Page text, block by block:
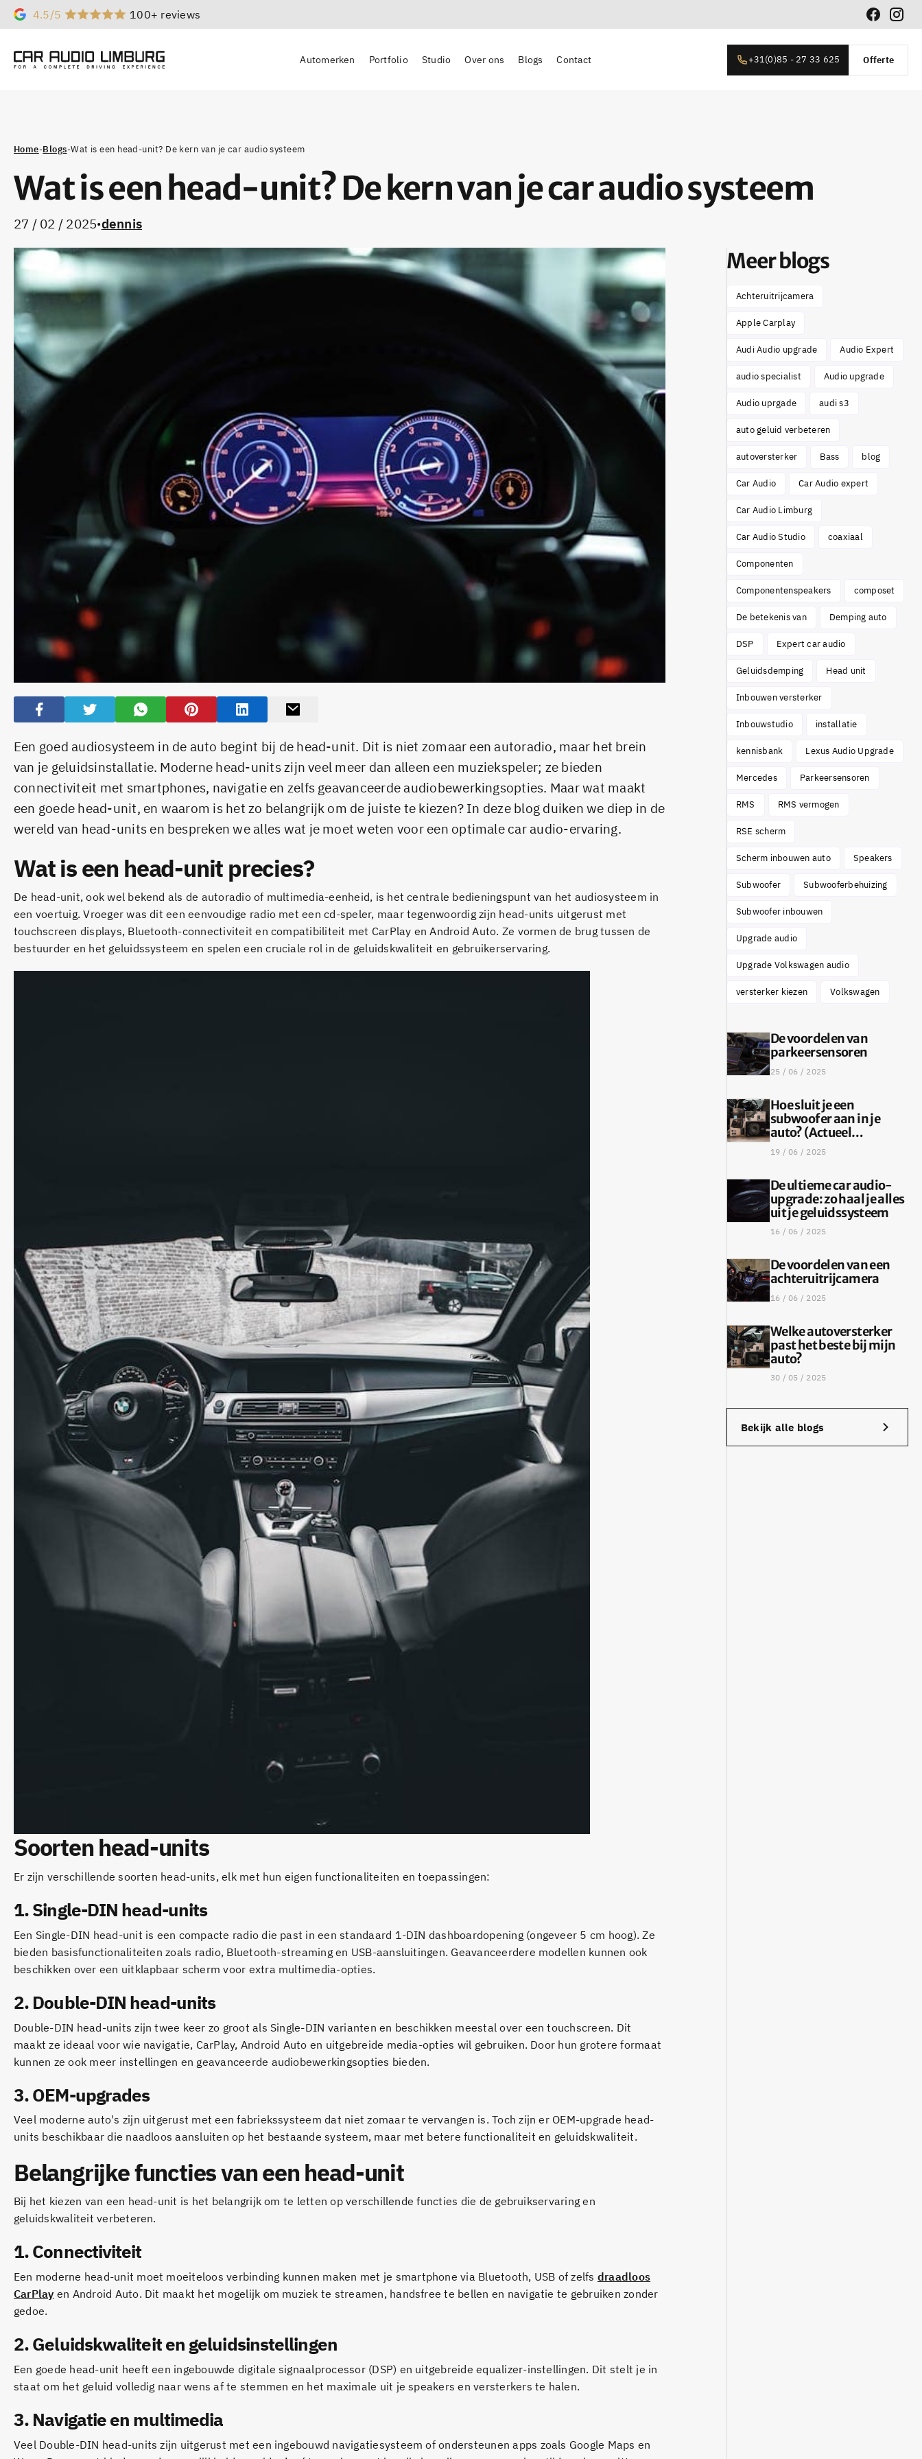
4.5/5 100+ reviews
Automerken Portfolio Studio Over ons Blogs Contact +31(0)85 - 27 33 625 Offerte
Home-Blogs-Wat is een head-unit? De kern van je car audio systeem
Wat is een head-unit? De kern van je car audio systeem
27 / 02 / 2025•dennis
Een goed audiosysteem in de auto begint bij de head-unit. Dit is niet zomaar een autoradio, maar het brein
van je geluidsinstallatie. Moderne head-units zijn veel meer dan alleen een muziekspeler; ze bieden
connectiviteit met smartphones, navigatie en zelfs geavanceerde audiobewerkingsopties. Maar wat maakt
een goede head-unit, en waarom is het zo belangrijk om de juiste te kiezen? In deze blog duiken we diep in de
wereld van head-units en bespreken we alles wat je moet weten voor een optimale car audio-ervaring.
Wat is een head-unit precies?
De head-unit, ook wel bekend als de autoradio of multimedia-eenheid, is het centrale bedieningspunt van het audiosysteem in
een voertuig. Vroeger was dit een eenvoudige radio met een cd-speler, maar tegenwoordig zijn head-units uitgerust met
touchscreen displays, Bluetooth-connectiviteit en compatibiliteit met CarPlay en Android Auto. Ze vormen de brug tussen de
bestuurder en het geluidssysteem en spelen een cruciale rol in de geluidskwaliteit en gebruikerservaring.
Soorten head-units
Er zijn verschillende soorten head-units, elk met hun eigen functionaliteiten en toepassingen:
1.Single-DIN head-units
Een Single-DIN head-unit is een compacte radio die past in een standaard 1-DIN dashboardopening (ongeveer 5 cm hoog). Ze
bieden basisfunctionaliteiten zoals radio, Bluetooth-streaming en USB-aansluitingen. Geavanceerdere modellen kunnen ook
beschikken over een uitklapbaar scherm voor extra multimedia-opties.
2. Double-DIN head-units
Double-DIN head-units zijn twee keer zo groot als Single-DIN varianten en beschikken meestal over een touchscreen. Dit
maakt ze ideaal voor wie navigatie, CarPlay, Android Auto en uitgebreide media-opties wil gebruiken. Door hun grotere formaat
kunnen ze ook meer instellingen en geavanceerde audiobewerkingsopties bieden.
3.OEM-upgrades
Veel moderne auto's zijn uitgerust met een fabriekssysteem dat niet zomaar te vervangen is. Toch zijn er OEM-upgrade head-
units beschikbaar die naadloos aansluiten op het bestaande systeem, maar met betere functionaliteit en geluidskwaliteit.
Belangrijke functies van een head-unit
Bij het kiezen van een head-unit is het belangrijk om te letten op verschillende functies die de gebruikservaring en
geluidskwaliteit verbeteren.
1. Connectiviteit
Een moderne head-unit moet moeiteloos verbinding kunnen maken met je smartphone via Bluetooth, USB of zelfs draadloos
CarPlay en Android Auto. Dit maakt het mogelijk om muziek te streamen, handsfree te bellen en navigatie te gebruiken zonder
gedoe.
2. Geluidskwaliteit en geluidsinstellingen
Een goede head-unit heeft een ingebouwde digitale signaalprocessor (DSP) en uitgebreide equalizer-instellingen. Dit stelt je in
staat om het geluid volledig naar wens af te stemmen en het maximale uit je speakers en versterkers te halen.
3. Navigatie en multimedia
Veel Double-DIN head-units zijn uitgerust met een ingebouwd navigatiesysteem of ondersteunen apps zoals Google Maps en
Meer blogs
Achteruitrijcamera
Apple Carplay
Audi Audio upgrade Audio Expert
audio specialist Audio upgrade
Audio uprgade audi s3
auto geluid verbeteren
autoversterker Bass blog
Car Audio Car Audio expert
Car Audio Limburg
Car Audio Studio coaxiaal
Componenten
Componentenspeakers composet
De betekenis van Demping auto
DSP Expert car audio
Geluidsdemping Head unit
Inbouwen versterker
Inbouwstudio installatie
kennisbank Lexus Audio Upgrade
Mercedes Parkeersensoren
RMS RMS vermogen
RSE scherm
Scherm inbouwen auto Speakers
Subwoofer Subwooferbehuizing
Subwoofer inbouwen
Upgrade audio
Upgrade Volkswagen audio
versterker kiezen Volkswagen
De voordelen van
parkeersensoren
25 / 06 / 2025
Hoe sluit je een
subwoofer aan in je
auto? (Actueel
stappenplan 2025)
19 / 06 / 2025
De ultieme car audio-
upgrade: zo haal je alles
uit je geluidssysteem
16 / 06 / 2025
De voordelen van een
achteruitrijcamera
16 / 06 / 2025
Welke autoversterker
past het beste bij mijn
auto?
30 / 05 / 2025
Bekijk alle blogs